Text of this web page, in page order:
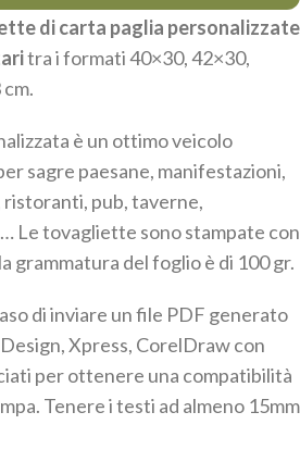
di carta paglia personalizzate
tra i formati 40×30, 42×30,
è un ottimo veicolo
sagre paesane, manifestazioni,
pub, taverne,
Le tovagliette sono stampate con
grammatura del foglio è di 100 gr.
di inviare un file PDF generato
Xpress, CorelDraw con
per ottenere una compatibilità
Tenere i testi ad almeno 15mm